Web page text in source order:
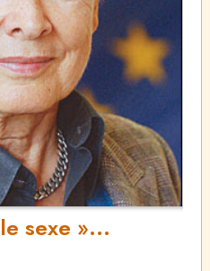
sexe »...